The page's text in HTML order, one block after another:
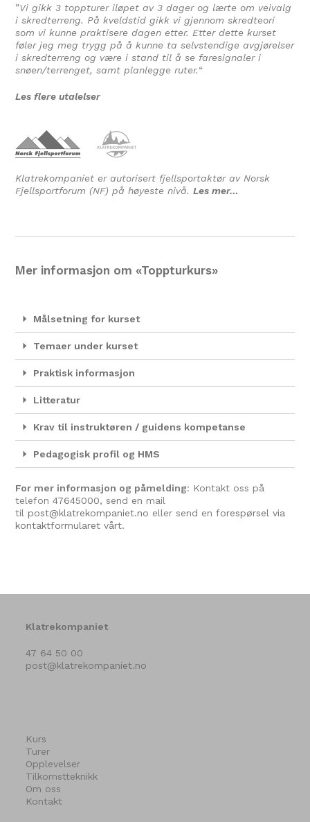
”Vi gikk 3 toppturer iløpet av 3 dager og lærte om veivalg
i skredterreng. På kveldstid gikk vi gjennom skredteori
som vi kunne praktisere dagen etter. Etter dette kurset
føler jeg meg trygg på å kunne ta selvstendige avgjørelser
i skredterreng og være i stand til å se faresignaler i
snøen/terrenget, samt planlegge ruter.“
Les flere utalelser
Klatrekompaniet er autorisert fjellsportaktør av Norsk
Fjellsportforum (NF) på høyeste nivå.Les mer…
Mer informasjon om «Toppturkurs»
Målsetning for kurset
Temaer under kurset
Praktisk informasjon
Litteratur
Krav til instruktøren / guidens kompetanse
Pedagogisk profil og HMS
For mer informasjon og påmelding: Kontakt oss på
telefon47645000, send en mail
til post@klatrekompaniet.no eller send enforespørsel via
kontaktformularet vårt.
Klatrekompaniet
47 64 50 00
post@klatrekompaniet.no
Kurs
Turer
Opplevelser
Tilkomstteknikk
Om oss
Kontakt